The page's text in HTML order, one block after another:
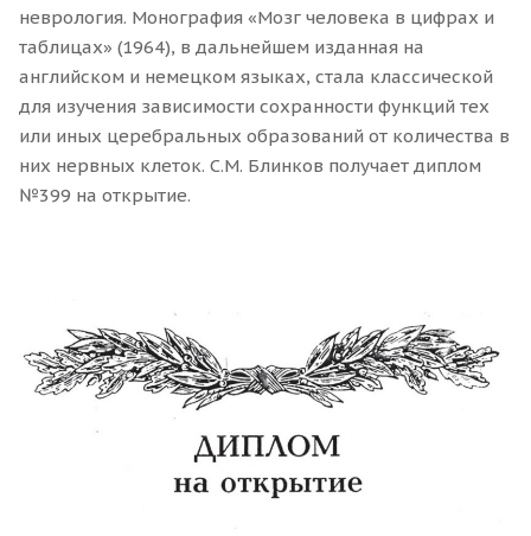
неврология. Монография «Мозг человека в цифрах и
таблицах» (1964), в дальнейшем изданная на
английском и немецком языках, стала классической
для изучения зависимости сохранности функций тех
или иных церебральных образований от количества в
них нервных клеток. С.М. Блинков получает диплом
№399 на открытие.